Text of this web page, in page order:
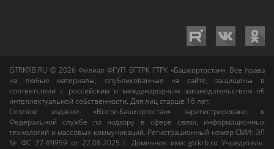
GTRKRB.RU © 2026Филиал ФГУП ВГТРК ГТРК «Башкортостан». Все права
на любые материалы, опубликованные на сайте, защищены в
соответствии с российским и международным законодательством об
интеллектуальной собственности. Для лиц старше 16 лет.
Сетевое издание «Вести-Башкортостан»зарегистрировано в
Федеральной службе по надзору в сфере связи, информационных
технологий и массовых коммуникаций. Регистрационный номер СМИ: ЭЛ
№ ФС 77-89959 от 22.08.2025 г. Доменное имя:gtrkrb.ru Учредитель: